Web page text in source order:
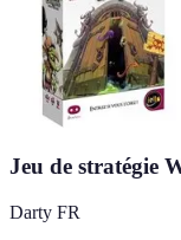
Jeu de stratégie
Darty FR